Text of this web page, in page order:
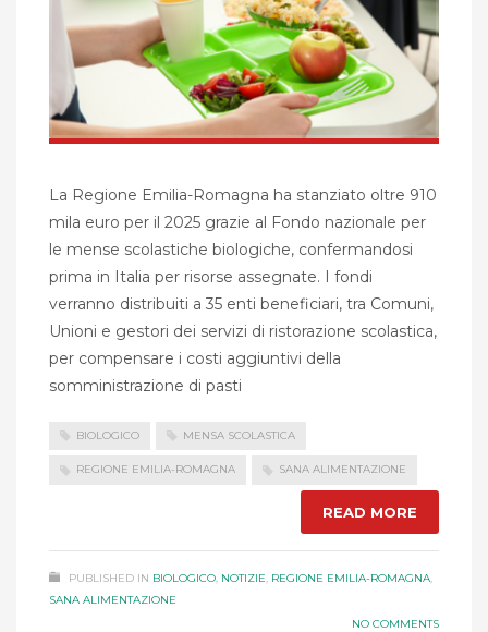
La Regione Emilia-Romagna ha stanziato oltre 910
mila euro per il 2025 grazie al Fondo nazionale per
le mense scolastiche biologiche, confermandosi
prima in Italia per risorse assegnate. I fondi
verranno distribuiti a 35 enti beneficiari, tra Comuni,
Unioni e gestori dei servizi di ristorazione scolastica,
per compensare i costi aggiuntivi della
somministrazione di pasti
BIOLOGICO MENSA SCOLASTICA
REGIONE EMILIA-ROMAGNA SANA ALIMENTAZIONE
READ MORE
PUBLISHED IN BIOLOGICO NOTIZIE REGIONE EMILIA-ROMAGNA
SANA ALIMENTAZIONE
NO COMMENTS